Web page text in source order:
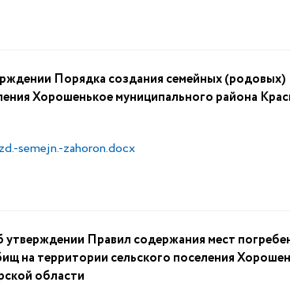
Порядка создания семейных (родовых)
Хорошенькое муниципального района
semejn.-zahoron.docx
Правил содержания мест
на территории сельского поселения
области